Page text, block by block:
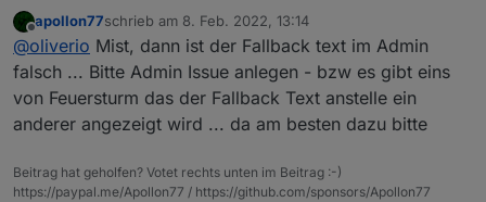
Offline
apollon77schrieb am 8. Feb. 2022, 13:14
zuletzt editiert von
@oliverio Mist, dann ist der Fallback text im Admin
falsch ... Bitte Admin Issue anlegen - bzw es gibt eins
von Feuersturm das der Fallback Text anstelle ein
anderer angezeigt wird ... da am besten dazu bitte
Beitrag hat geholfen? Votet rechts unten im Beitrag :-)
https://paypal.me/Apollon77 / https://github.com/sponsors/Apollon77